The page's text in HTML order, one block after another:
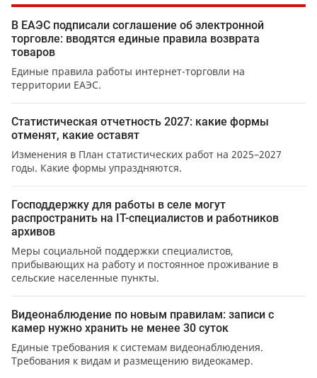
В ЕАЭС подписали соглашение об электронной
торговле: вводятся единые правила возврата
товаров
Единые правила работы интернет-торговли на
территории ЕАЭС.
Статистическая отчетность 2027: какие формы
отменят, какие оставят
Изменения в План статистических работ на 2025–2027
годы. Какие формы упраздняются.
Господдержку для работы в селе могут
распространить на IT-специалистов и работников
архивов
Меры социальной поддержки специалистов,
прибывающих на работу и постоянное проживание в
сельские населенные пункты.
Видеонаблюдение по новым правилам: записи с
камер нужно хранить не менее 30 суток
Единые требования к системам видеонаблюдения.
Требования к видам и размещению видеокамер.